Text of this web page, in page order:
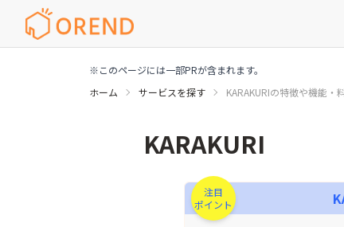
※このページには一部PRが含まれます。
ホーム
サービスを探す KARAKURIの特徴や機能・
KARAKURI
注目
ポイント